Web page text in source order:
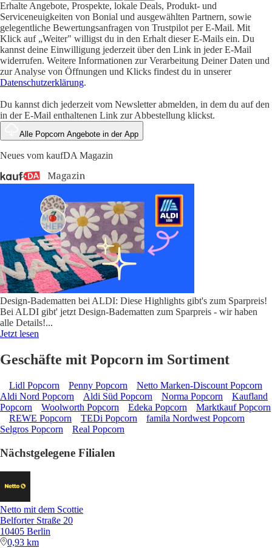
Erhalte Angebote, Prospekte, lokale Deals, Produkt- und
Serviceneuigkeiten von Bonial und ausgewählten Partnern, sowie
gelegentliche Bewertungsanfragen von Trustpilot per E-Mail. Mit
Klick auf „Weiter" willigst du in den Erhalt dieser E-Mails ein. Du
kannst deine Einwilligung jederzeit über den Link in jeder E-Mail
widerrufen. Weitere Informationen zur Verarbeitung Deiner Daten und
zur Analyse von Öffnungen und Klicks findest du in unserer
Datenschutzerklärung.
Du kannst dich jederzeit vom Newsletter abmelden, in dem du auf den
in der E-Mail enthaltenen Link zur Abbestellung klickst.
Alle Popcorn Angebote in der App
Neues vom kaufDA Magazin
Design-Badematten bei ALDI: Diese Highlights gibt's zum Sparpreis!
Bei ALDI gibt' jetzt Design-Badematten zum Sparpreis - wir haben
alle Details!...
Jetzt lesen
Geschäfte mit Popcorn im Sortiment
Lidl Popcorn Penny Popcorn
Netto Marken-Discount Popcorn
Aldi Nord Popcorn
Aldi Süd Popcorn Norma Popcorn
Kaufland
Popcorn
Woolworth Popcorn Edeka Popcorn
Marktkauf Popcorn
REWE Popcorn
TEDi Popcorn
famila Nordwest Popcorn
Selgros Popcorn
Real Popcorn
Nächstgelegene Filialen
Netto mit dem Scottie
Belforter Straße 20
10405 Berlin
0,93 km